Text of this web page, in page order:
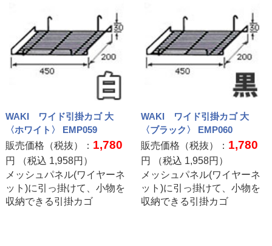
WAKI ワイド引掛カゴ 大
〈ホワイト〉 EMP059
販売価格（税抜）： 1,780
円 （税込 1,958円）
メッシュパネル(ワイヤーネ
ット)に引っ掛けて、小物を
収納できる引掛カゴ
WAKI ワイド引掛カゴ 大
〈ブラック〉 EMP060
販売価格（税抜）： 1,780
円 （税込 1,958円）
メッシュパネル(ワイヤーネ
ット)に引っ掛けて、小物を
収納できる引掛カゴ